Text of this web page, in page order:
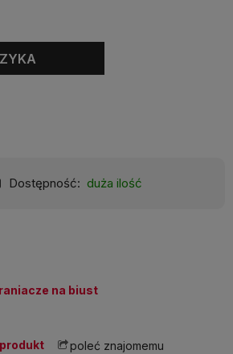
Dostępność: duża ilość
na biust
poleć znajomemu